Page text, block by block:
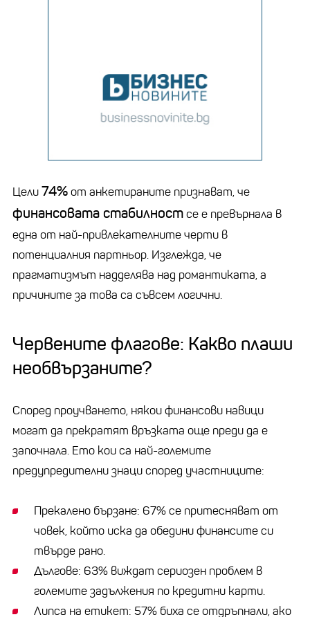
Цели74%от анкетираните признават, че
финансовата стабилностсе е превърнала в
една от най-привлекателните черти в
потенциалния партньор. Изглежда, че
прагматизмът надделява над романтиката, а
причините за това са съвсем логични.
Червените флагове: Какво плаши
необвързаните?
Според проучването, някои финансови навици
могат да прекратят връзката още преди да е
започнала. Ето кои са най-големите
предупредителни знаци според участниците:
Прекалено бързане: 67% се притесняват от
човек, който иска да обедини финансите си
твърде рано.
Дългове: 63% виждат сериозен проблем в
големите задължения по кредитни карти.
Липса на етикет: 57% биха се отдръпнали, ако